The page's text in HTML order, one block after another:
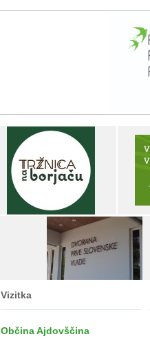
Vizitka
Občina Ajdovščina